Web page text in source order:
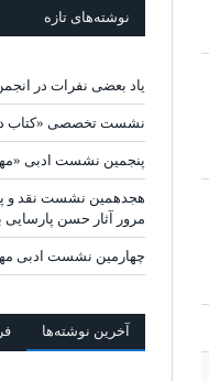
نوشته‌های تازه
یاد بعضی نفرات در
نشست تخصصی «کتاب
پنجمین نشست ادبی
هجدهمین نشست نقد و
مرور آثار حسن پارسایی
چهارمین نشست ادبی
آخرين‌ نوشته‌ها